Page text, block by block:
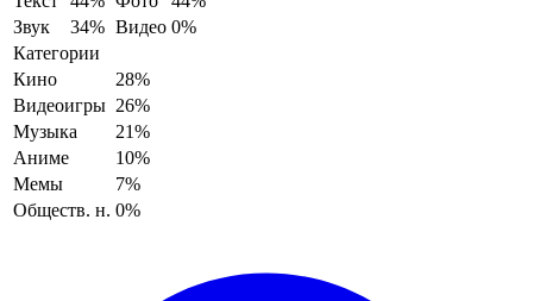
Звук
34% Видео 0%
Категории
Кино
28%
Видеоигры 26%
Музыка
21%
Аниме
10%
Мемы
7%
Обществ. н. 0%